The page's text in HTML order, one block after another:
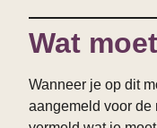
Wat
Wanneer je op dit
aangemeld voor de